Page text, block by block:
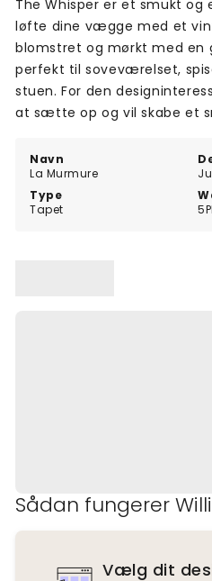
Navn
La Murmure
Type
Tapet
The Whisper er et smukt og
løfte dine vægge med et
blomstret og mørkt med en
perfekt til soveværelset,
stuen. For den
at sætte op og vil skabe et
Sådan fungerer
Vælg dit